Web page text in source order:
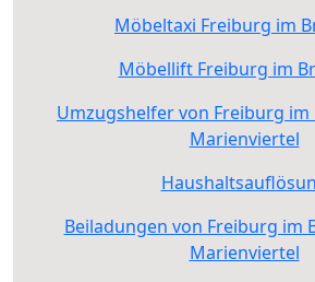
Möbeltaxi Freiburg im
Möbellift Freiburg im
Umzugshelfer von Freiburg im
Marienviertel
Beiladungen von Freiburg im
Marienviertel